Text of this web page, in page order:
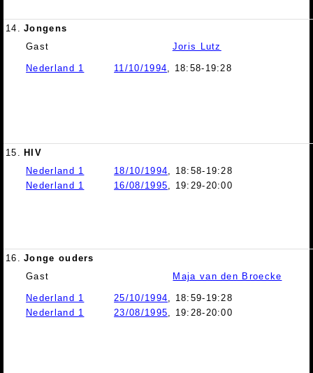
14. Jongens
Gast
Joris Lutz
Nederland 1 11/10/1994, 18:58-19:28
15. HIV
Nederland 1
18/10/1994, 18:58-19:28
Nederland 1
16/08/1995, 19:29-20:00
16. Jonge ouders
Gast
Maja van den Broecke
Nederland 1 25/10/1994, 18:59-19:28
Nederland 1
23/08/1995, 19:28-20:00